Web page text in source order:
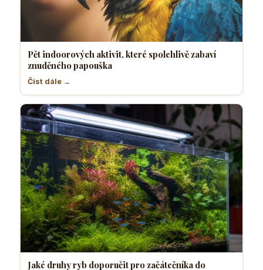
Pět indoorových aktivit, které spolehlivě zabaví
znuděného papouška
Číst dále →
Jaké druhy ryb doporučit pro začátečníka do